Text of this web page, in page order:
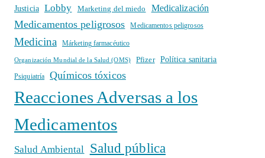
Justicia
Lobby Marketing del miedo Medicalización
Medicamentos peligrosos Medicamentos peligrosos
Medicina Márketing farmacéutico
Organización Mundial de la Salud (OMS) Pfizer Política sanitaria
Psiquiatría Químicos tóxicos
Reacciones Adversas a los
Medicamentos
Salud Ambiental Salud pública